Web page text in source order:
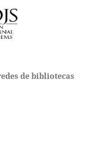
de bibliotecas